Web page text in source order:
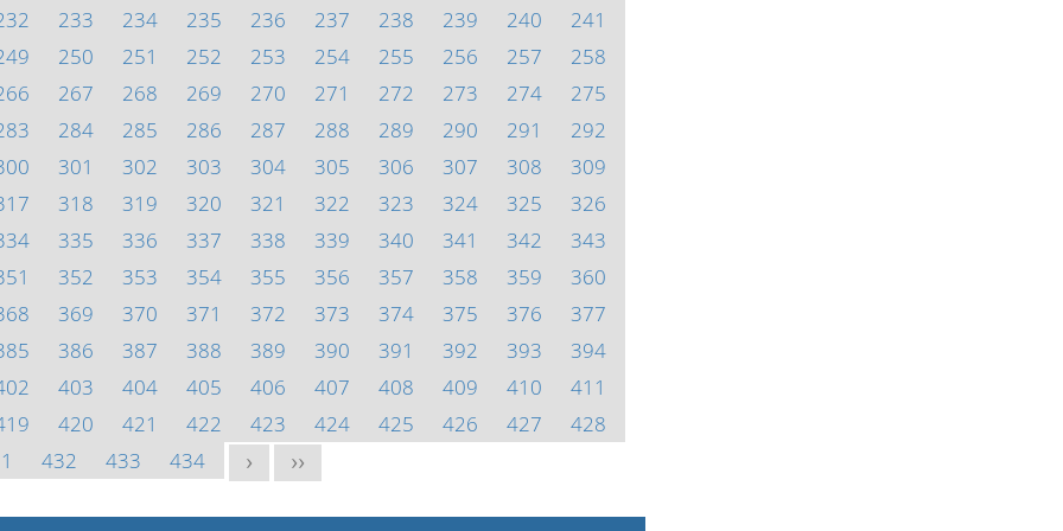
233 234 235 236 237 238 239 240
241
250 251 252 253 254 255 256 257
258
267 268 269 270 271 272 273 274
275
284 285 286 287 288 289 290 291
292
301 302 303 304 305 306 307 308
309
318 319 320 321 322 323 324 325
326
335 336 337 338 339 340 341 342
343
352 353 354 355 356 357 358 359
360
369 370 371 372 373 374 375 376
377
386 387 388 389 390 391 392 393
394
403 404 405 406 407 408 409 410
411
420 421 422 423 424 425 426 427
428
432 433 434 > >>